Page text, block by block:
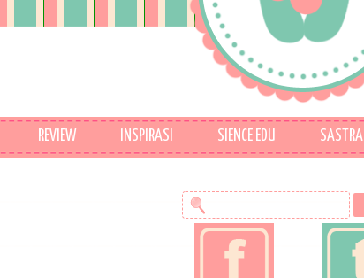
REVIEW INSPIRASI SIENCE EDU
SASTRA